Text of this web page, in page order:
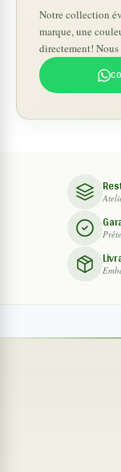
Notre collection
marque, une
directement!